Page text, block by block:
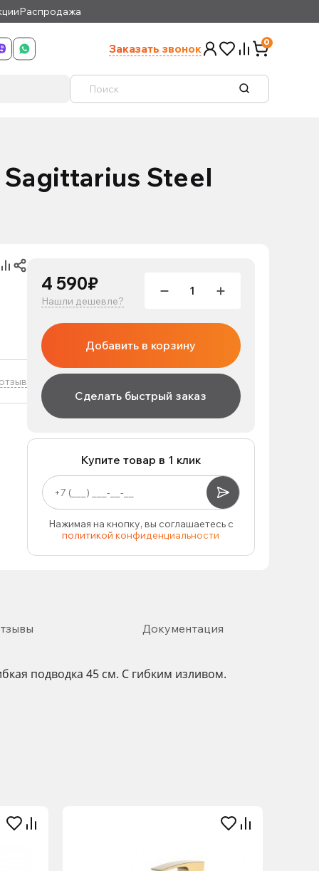
Распродажа
Заказать звонок 0
Sagittarius Steel
4 590₽
Нашли дешевле?
Добавить в корзину
Сделать быстрый заказ
Купите товар в 1 клик
Нажимая на кнопку, вы соглашаетесь с
политикой конфиденциальности
Документация
подводка 45 см. С гибким изливом.